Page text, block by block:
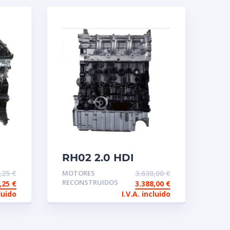
€
€
RH02 2.0 HDI
EURO5 Motor
reconstruido de
intercambio
MOTORES
RECONSTRUIDOS
3.630,00€
3.388,00 €
I.V.A. incluido